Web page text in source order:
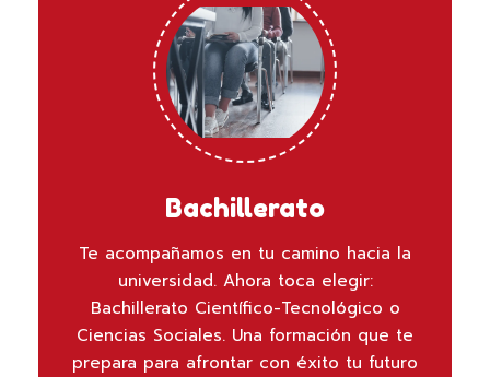
Bachillerato
Te acompañamos en tu camino hacia la
universidad. Ahora toca elegir:
Bachillerato Científico-Tecnológico o
Ciencias Sociales. Una formación que te
prepara para afrontar con éxito tu futuro